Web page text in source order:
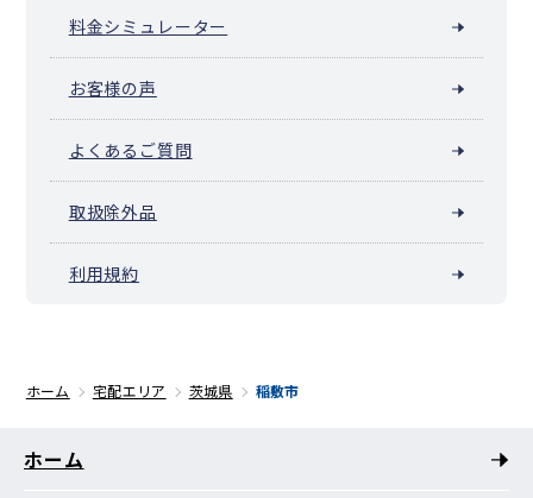
料金シミュレーター
お客様の声
よくあるご質問
取扱除外品
利用規約
ホーム 宅配エリア 茨城県 稲敷市
ホーム